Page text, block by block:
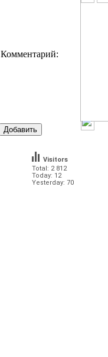
Комментарий:
Total: 2 812
Today: 12
Yesterday: 70
Visitors